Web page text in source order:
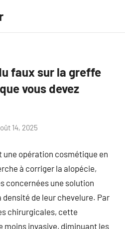
faux sur la greffe
vous devez
14, 2025
une opération cosmétique en
à corriger la alopécie,
concernées une solution
densité de leur chevelure. Par
chirurgicales, cette
moins invasive, diminuant les